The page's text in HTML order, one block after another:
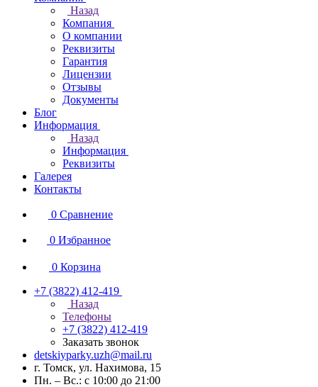
Назад
Компания
О компании
Реквизиты
Гарантия
Лицензии
Отзывы
Документы
Блог
Информация
Назад
Информация
Реквизиты
Галерея
Контакты
0 Сравнение
0 Избранное
0 Корзина
+7 (3822) 412-419
Назад
Телефоны
+7 (3822) 412-419
Заказать звонок
detskiyparky.uzh@mail.ru
г. Томск, ул. Нахимова, 15
Пн. – Вс.: с 10:00 до 21:00